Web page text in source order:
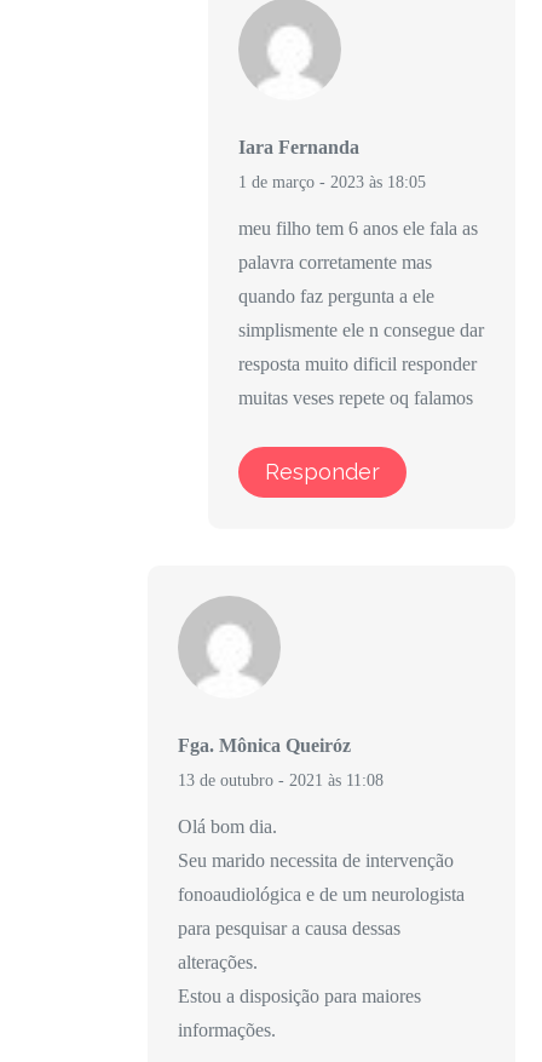
Iara Fernanda
1 de março - 2023 às 18:05
meu filho tem 6 anos ele fala as
palavra corretamente mas
quando faz pergunta a ele
simplismente ele n consegue dar
resposta muito dificil responder
muitas veses repete oq falamos
Responder
Fga. Mônica Queiróz
13 de outubro - 2021 às 11:08
Olá bom dia.
Seu marido necessita de intervenção
fonoaudiológica e de um neurologista
para pesquisar a causa dessas
alterações.
Estou a disposição para maiores
informações.